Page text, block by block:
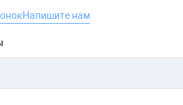
Напишите нам